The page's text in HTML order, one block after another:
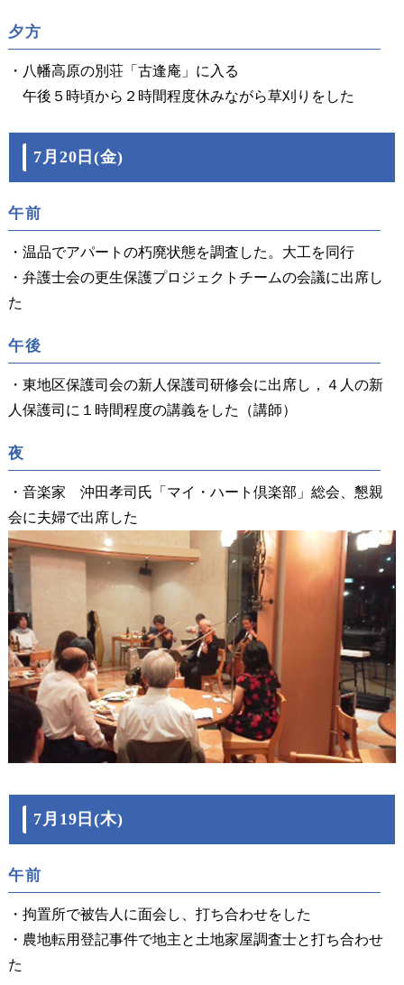
夕方
・八幡高原の別荘「古逢庵」に入る
午後５時頃から２時間程度休みながら草刈りをした
7月20日(金)
午前
・温品でアパートの朽廃状態を調査した。大工を同行
・弁護士会の更生保護プロジェクトチームの会議に出席し
た
午後
・東地区保護司会の新人保護司研修会に出席し，４人の新
人保護司に１時間程度の講義をした（講師）
夜
・音楽家 沖田孝司氏「マイ・ハート倶楽部」総会、懇親
会に夫婦で出席した
7月19日(木)
午前
・拘置所で被告人に面会し、打ち合わせをした
・農地転用登記事件で地主と土地家屋調査士と打ち合わせ
た